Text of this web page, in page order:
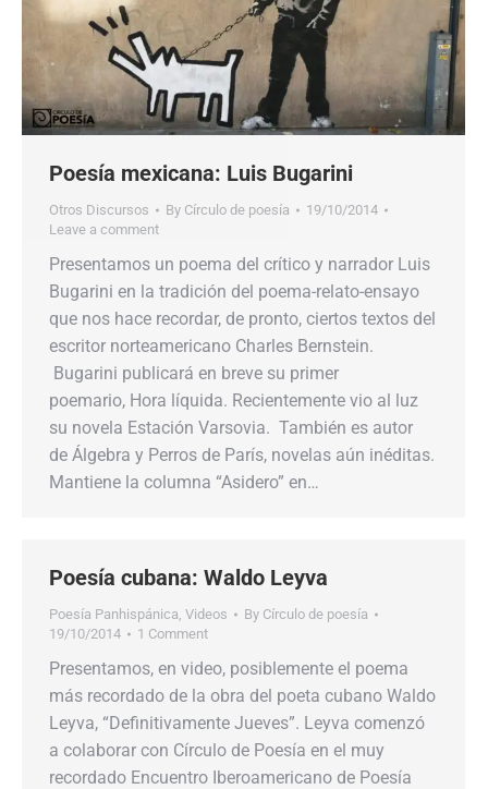
Poesía mexicana: Luis Bugarini
Otros Discursos By Círculo de poesía
19/10/2014
Leave a comment
Presentamos un poema del crítico y narrador Luis
Bugarini en la tradición del poema-relato-ensayo
que nos hace recordar, de pronto, ciertos textos del
escritor norteamericano Charles Bernstein.
Bugarini publicará en breve su primer
poemario, Hora líquida. Recientemente vio al luz
su novela Estación Varsovia. También es autor
de Álgebra y Perros de París, novelas aún inéditas.
Mantiene la columna “Asidero” en…
Poesía cubana: Waldo Leyva
Poesía Panhispánica, Videos By Círculo de poesía
19/10/2014
1 Comment
Presentamos, en video, posiblemente el poema
más recordado de la obra del poeta cubano Waldo
Leyva, “Definitivamente Jueves”. Leyva comenzó
a colaborar con Círculo de Poesía en el muy
recordado Encuentro Iberoamericano de Poesía